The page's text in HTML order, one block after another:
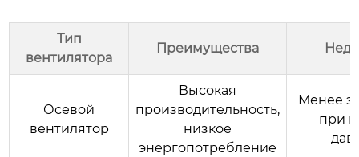
Тип
вентилятора
Преимущества
Осевой
вентилятор
Высокая
производительность,
низкое
энергопотребление
Менее
при